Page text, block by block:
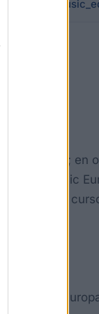
es/
2.000 EUR; en
Music
Para el
en